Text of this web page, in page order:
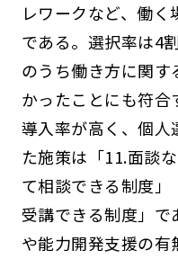
レワークなど、働く
である。選択率は4
のうち働き方に関
かったことにも符合
導入率が高く、個人
た施策は「11.面談
て相談できる制度」
受講できる制度」
や能力開発支援の有